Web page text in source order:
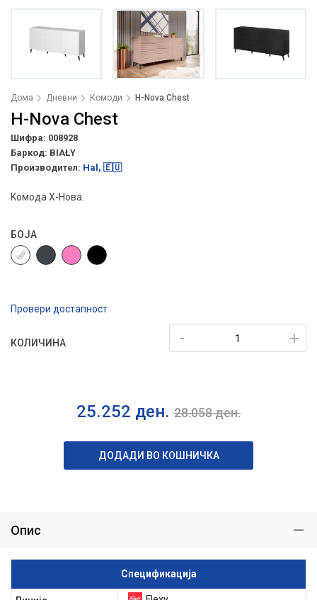
Дома Дневни Комоди H-Nova Chest
H-Nova Chest
Шифра: 008928
Баркод: BIAŁY
Производител: Hal, 🇪🇺
Kомода Х-Нова.
БОЈА
Провери достапност
КОЛИЧИНА +
-
25.252 ден. 28.058ден.
ДОДАДИ ВО КОШНИЧКА
Опис
Спецификација